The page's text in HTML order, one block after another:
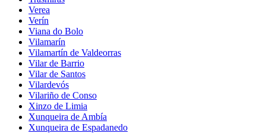
Verea
Verín
Viana do Bolo
Vilamarín
Vilamartín de Valdeorras
Vilar de Barrio
Vilar de Santos
Vilardevós
Vilariño de Conso
Xinzo de Limia
Xunqueira de Ambía
Xunqueira de Espadanedo